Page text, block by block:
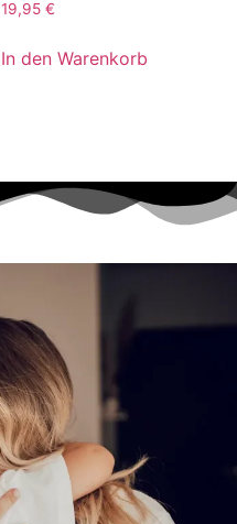
19,95 €
In den Warenkorb